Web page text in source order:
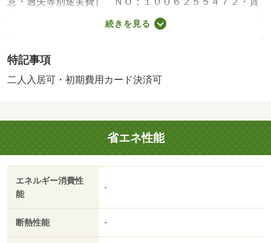
貸保証等：加入要（初回保証料総賃料５０％、１年毎更新
料１万円）・維持費等：町内会費３００円／月・【２０２
活！使い勝手の良いＩＨコンロ付きキッチンやクローゼッ
ト、シューズボックスなど充実。最寄駅も徒歩圏内で周辺
続きを見る
特記事項
二人入居可・初期費用カード決済可
省エネ性能
エネルギー消費性
能
-
断熱性能 -